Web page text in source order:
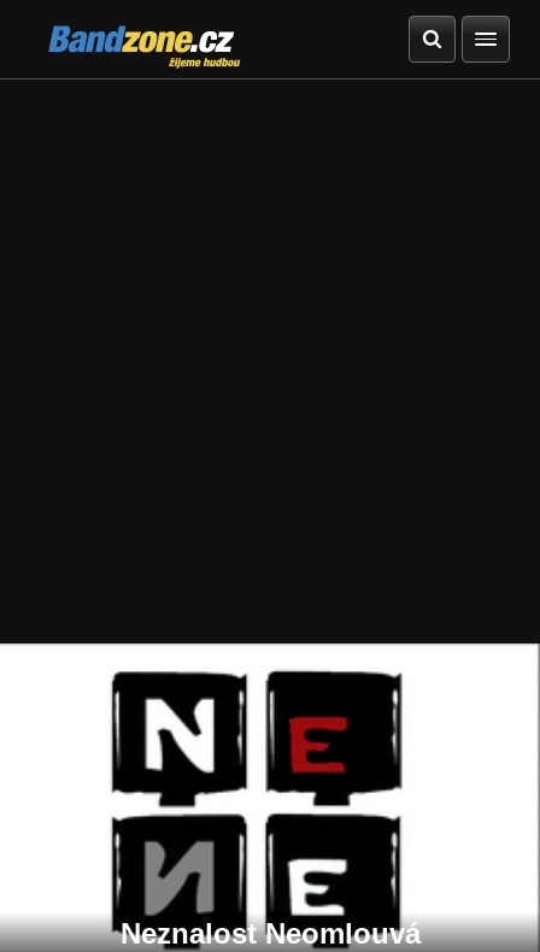
Bandzone.cz
žijeme hudbou
Neznalost Neomlouvá